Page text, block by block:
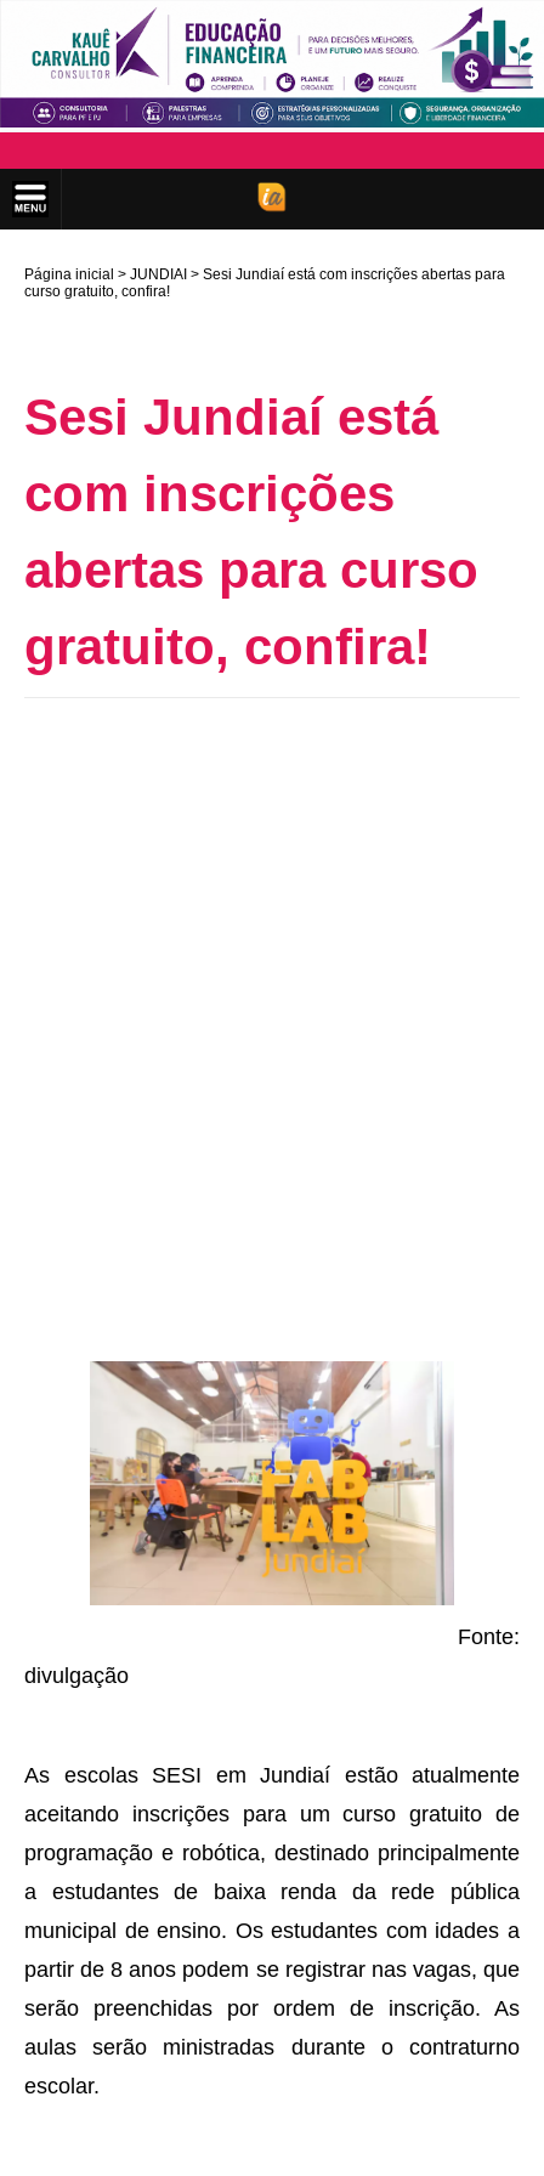
Página inicial JUNDIAI
Sesi Jundiaí está com inscrições abertas para
curso gratuito, confira!
Sesi Jundiaí está
com inscrições
abertas para curso
gratuito, confira!
Fonte:
divulgação
As escolas SESI em Jundiaí estão atualmente
aceitando inscrições para um curso gratuito de
programação e robótica, destinado principalmente
a estudantes de baixa renda da rede pública
municipal de ensino. Os estudantes com idades a
partir de 8 anos podem se registrar nas vagas, que
serão preenchidas por ordem de inscrição. As
aulas serão ministradas durante o contraturno
escolar.